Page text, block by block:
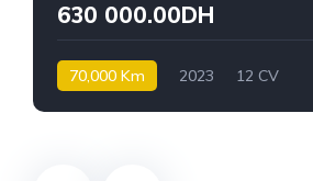
630 000.00DH
70,000 Km 2023
12 CV